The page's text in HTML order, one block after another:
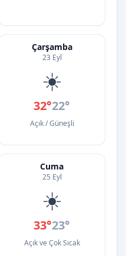
Çarşamba
23 Eyl
☀️
32°22°
Açık / Güneşli
Cuma
25 Eyl
☀️
33°23°
Açık ve Çok Sıcak